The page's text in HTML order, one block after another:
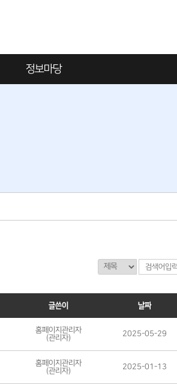
정보마당
글쓴이 날짜
홈페이지관리자
(관리자)
2025-05-29
홈페이지관리자
(관리자)
2025-01-13